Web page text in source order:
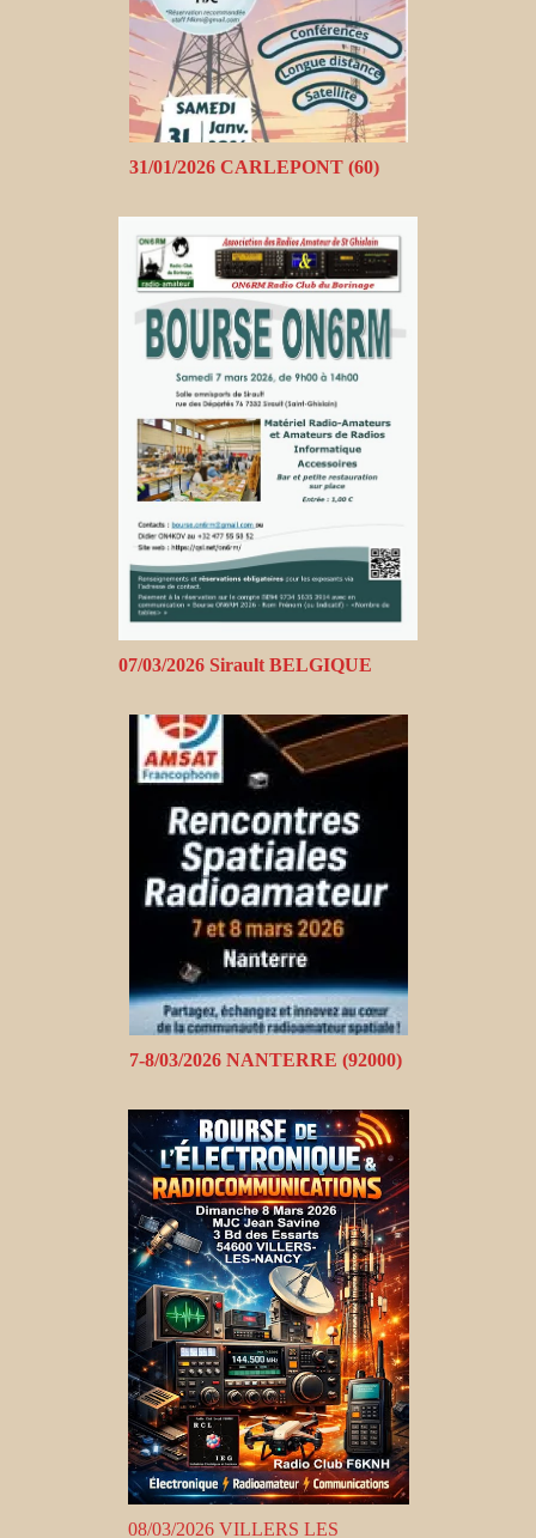
31/01/2026 CARLEPONT (60)
07/03/2026 Sirault BELGIQUE
7-8/03/2026 NANTERRE (92000)
08/03/2026 VILLERS LES